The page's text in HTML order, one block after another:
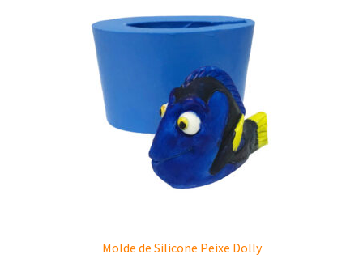
Molde de Silicone Peixe Dolly